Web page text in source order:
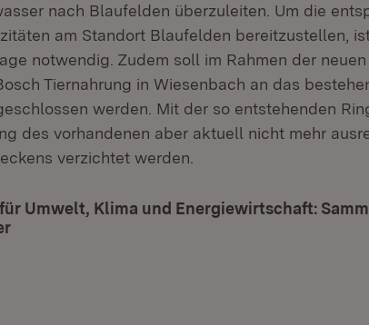
nach Blaufelden überzuleiten. Um die
am Standort Blaufelden bereitzustellen,
notwendig. Zudem soll im Rahmen der
Tiernahrung in Wiesenbach an das
werden. Mit der so entstehenden
des vorhandenen aber aktuell nicht mehr
verzichtet werden.
Umwelt, Klima und Energiewirtschaft: